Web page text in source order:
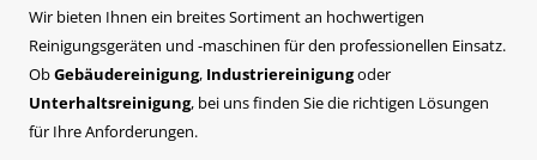
Wir bieten Ihnen ein breites Sortiment an hochwertigen
Reinigungsgeräten und -maschinen für den professionellen Einsatz.
ObGebäudereinigung, Industriereinigungoder
Unterhaltsreinigung, bei uns finden Sie die richtigen Lösungen
für Ihre Anforderungen.